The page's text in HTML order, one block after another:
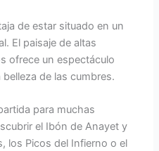
de estar situado en un
El paisaje de altas
ofrece un espectáculo
de las cumbres.
para muchas
el Ibón de Anayet y
los Picos del Infierno o el